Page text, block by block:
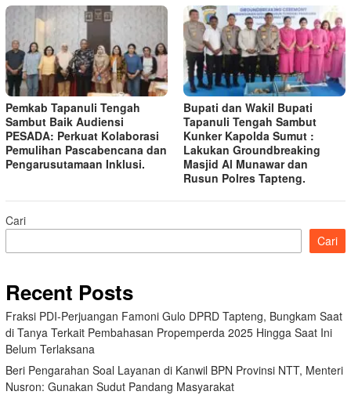
Pemkab Tapanuli Tengah
Sambut Baik Audiensi
PESADA: Perkuat Kolaborasi
Pemulihan Pascabencana dan
Pengarusutamaan Inklusi.
Bupati dan Wakil Bupati
Tapanuli Tengah Sambut
Kunker Kapolda Sumut :
Lakukan Groundbreaking
Masjid Al Munawar dan
Rusun Polres Tapteng.
Cari
Cari
Recent Posts
Fraksi PDI-Perjuangan Famoni Gulo DPRD Tapteng, Bungkam Saat
di Tanya Terkait Pembahasan Propemperda 2025 Hingga Saat Ini
Belum Terlaksana
Beri Pengarahan Soal Layanan di Kanwil BPN Provinsi NTT, Menteri
Nusron: Gunakan Sudut Pandang Masyarakat